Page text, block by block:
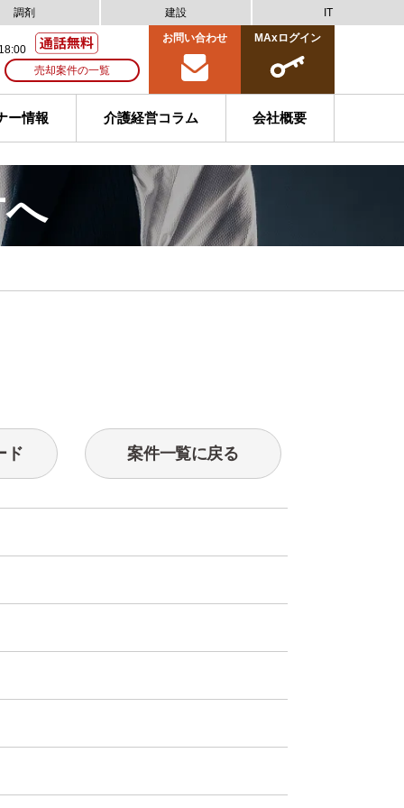
調剤 建設 IT
売却案件の一覧
お問い合わせ MAxログイン
ー情報 介護経営コラム 会社概要
ド 案件一覧に戻る